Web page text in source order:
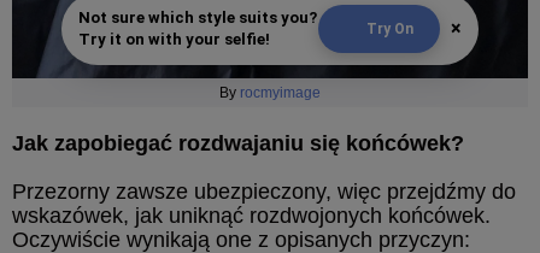
Not sure which style suits you?
Try it on with your selfie!
Try On ×
By rocmyimage
Jak zapobiegać rozdwajaniu się końcówek?
Przezorny zawsze ubezpieczony, więc przejdźmy do
wskazówek, jak uniknąć rozdwojonych końcówek.
Oczywiście wynikają one z opisanych przyczyn: